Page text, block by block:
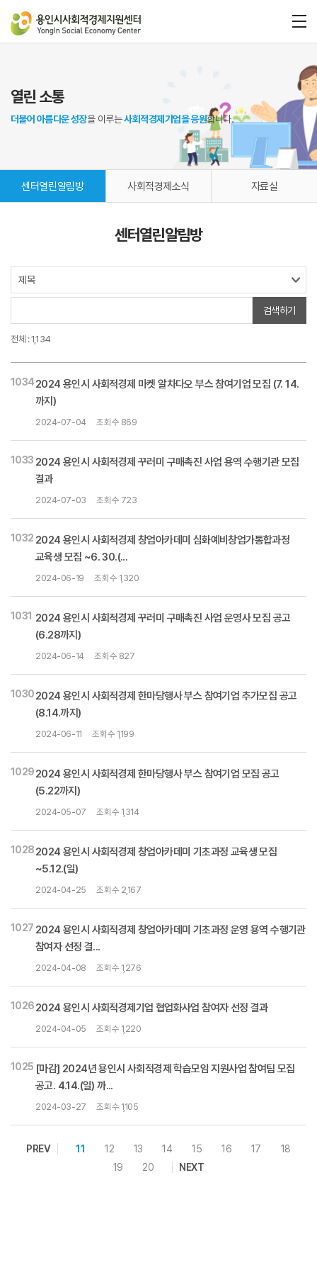
열린 소통
더불어 아름다운 성장을 이루는사회적경제기업을 응원합니다.
센터열린알림방 사회적경제소식 자료실
센터열린알림방
전체 : 1,134
검색하기
10342024 용인시 사회적경제 마켓 알차다오 부스 참여기업 모집 (7. 14.
까지)
2024-07-04 조회수 869
1033 2024 용인시 사회적경제 꾸러미 구매촉진 사업 용역 수행기관 모집
결과
2024-07-03 조회수 723
1032 2024 용인시 사회적경제 창업아카데미 심화예비창업가통합과정
교육생 모집 ~6. 30.(...
2024-06-19 조회수 1,320
1031 2024 용인시 사회적경제 꾸러미 구매촉진 사업 운영사 모집 공고
(6.28까지)
2024-06-14 조회수 827
10302024 용인시 사회적경제 한마당행사 부스 참여기업 추가모집 공고
(8.14.까지)
2024-06-11 조회수 1,199
10292024 용인시 사회적경제 한마당행사 부스 참여기업 모집 공고
(5.22까지)
2024-05-07 조회수 1,314
10282024 용인시 사회적경제 창업아카데미 기초과정 교육생 모집
~5.12.(일)
2024-04-25 조회수 2,167
1027 2024 용인시 사회적경제 창업아카데미 기초과정 운영 용역 수행기관
참여자 선정 결...
2024-04-08 조회수 1,276
10262024 용인시 사회적경제기업 협업화사업 참여자 선정 결과
2024-04-05 조회수 1,220
1025 [마감] 2024년 용인시 사회적경제 학습모임 지원사업 참여팀 모집
공고. 4.14.(일) 까...
2024-03-27 조회수 1,105
PREV 11 12 13 14 15 16 17
18
19
20 NEXT